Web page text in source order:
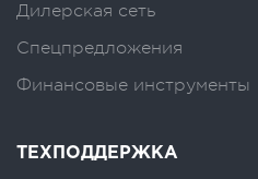
Дилерская сеть
Спецпредложения
Финансовые инструменты
ТЕХПОДДЕРЖКА